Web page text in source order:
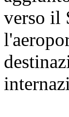
verso il